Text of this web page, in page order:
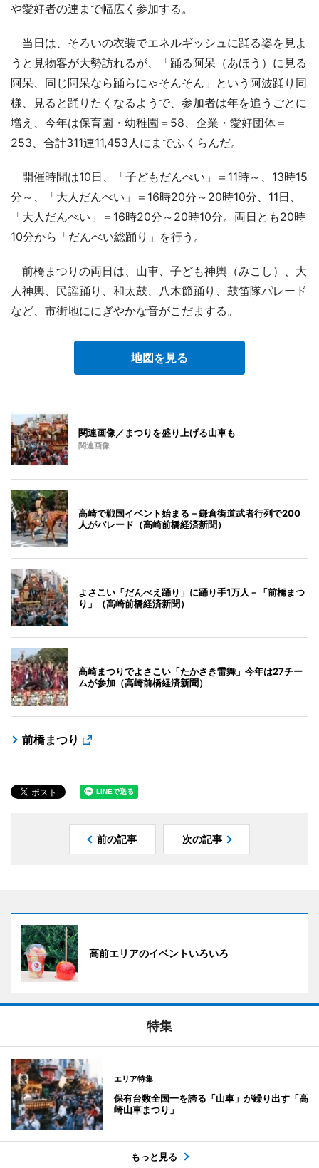
や愛好者の連まで幅広く参加する。
当日は、そろいの衣装でエネルギッシュに踊る姿を見よ
うと見物客が大勢訪れるが、「踊る阿呆（あほう）に見る
阿呆、同じ阿呆なら踊らにゃそんそん」という阿波踊り同
様、見ると踊りたくなるようで、参加者は年を追うごとに
増え、今年は保育園・幼稚園＝58、企業・愛好団体＝
253、合計311連11,453人にまでふくらんだ。
開催時間は10日、「子どもだんべい」＝11時～、13時15
分～、「大人だんべい」＝16時20分～20時10分、11日、
「大人だんべい」＝16時20分～20時10分。両日とも20時
10分から「だんべい総踊り」を行う。
前橋まつりの両日は、山車、子ども神輿（みこし）、大
人神輿、民謡踊り、和太鼓、八木節踊り、鼓笛隊パレード
など、市街地ににぎやかな音がこだまする。
地図を見る
関連画像／まつりを盛り上げる山車も
関連画像
高崎で戦国イベント始まる－鎌倉街道武者行列で200
人がパレード（高崎前橋経済新聞）
よさこい「だんべえ踊り」に踊り手1万人－「前橋まつ
り」（高崎前橋経済新聞）
高崎まつりでよさこい「たかさき雷舞」今年は27チー
ムが参加（高崎前橋経済新聞）
前橋まつり
前の記事 次の記事
高前エリアのイベントいろいろ
特集
エリア特集
保有台数全国一を誇る「山車」が繰り出す「高
崎山車まつり」
もっと見る